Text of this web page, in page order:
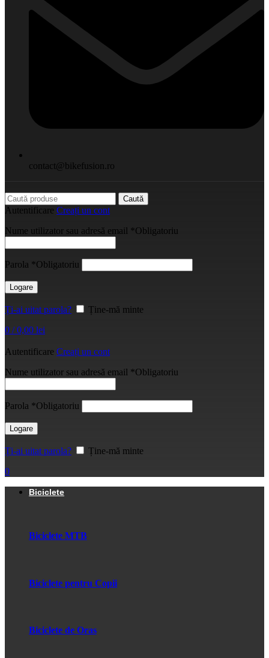
contact@bikefusion.ro
Caută
Autentificare Creați un cont
Nume utilizator sau adresă email *Obligatoriu
Parola *Obligatoriu
Logare
Ți-ai uitat parola?
Ține-mă minte
0 / 0,00 lei
Autentificare Creați un cont
Nume utilizator sau adresă email *Obligatoriu
Parola *Obligatoriu
Logare
Ți-ai uitat parola?
Ține-mă minte
0
Biciclete
Biciclete MTB
Biciclete pentru Copii
Biciclete de Oras